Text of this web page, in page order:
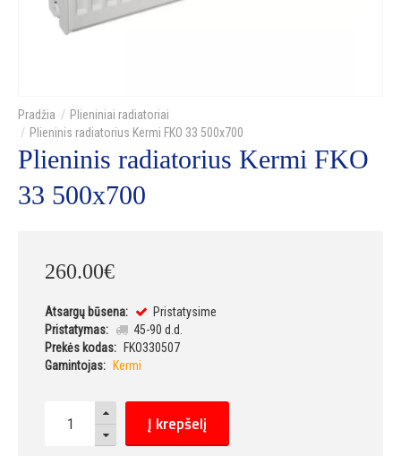
Plieniniai radiatoriai
Plieninis radiatorius Kermi FKO 33 500x700
Plieninis radiatorius Kermi FKO
33 500x700
260.00€
Atsargų būsena:
Pristatysime
Pristatymas:
45-90 d.d.
Prekės kodas:
FKO330507
Gamintojas:
Kermi
Į krepšelį